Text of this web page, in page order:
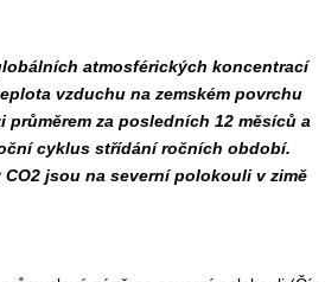
atmosférických koncentrací
vzduchu na zemském povrchu
za posledních 12 měsíců a
cyklus střídání ročních období.
jsou na severní polokouli v zimě